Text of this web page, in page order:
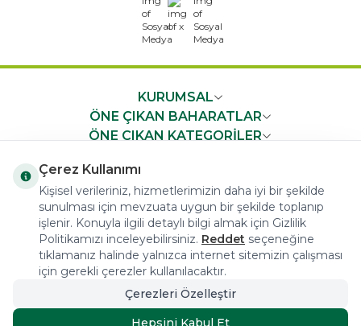
x
KURUMSAL
ÖNE ÇIKAN BAHARATLAR
ÖNE ÇIKAN KATEGORİLER
HIZLI ERİŞİM
COPYRIGHT © 2023 arifoglu.com ALL RIGHTS RESERVED
Çerez Kullanımı
Kişisel verileriniz, hizmetlerimizin daha iyi bir şekilde
sunulması için mevzuata uygun bir şekilde toplanıp
işlenir. Konuyla ilgili detaylı bilgi almak için Gizlilik
Politikamızı inceleyebilirsiniz. Reddet seçeneğine
tıklamanız halinde yalnızca internet sitemizin çalışması
için gerekli çerezler kullanılacaktır.
Çerezleri Özelleştir
Hepsini Kabul Et